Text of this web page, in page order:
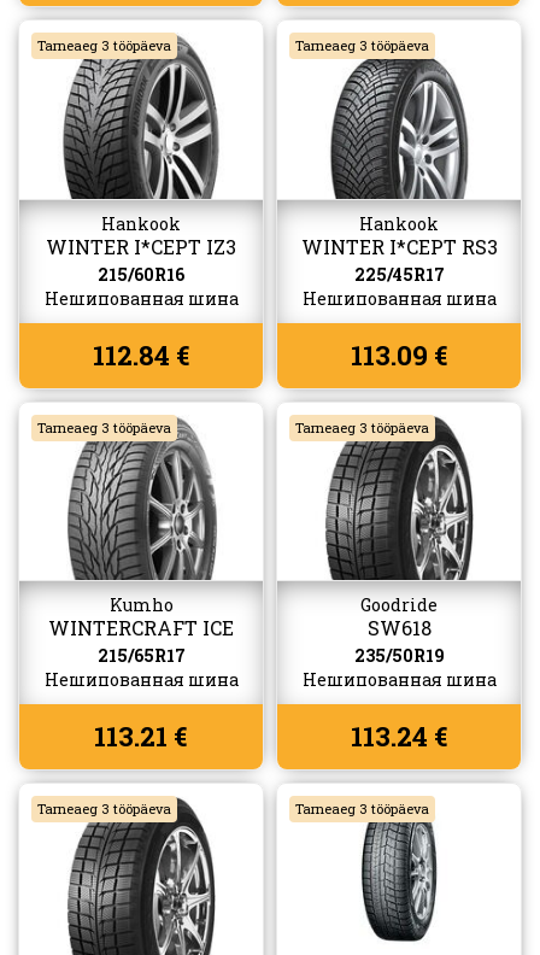
Tarneaeg 3 tööpäeva
Hankook
WINTER I*CEPT IZ3
(W636)
215/60R16
Нешипованная шина
112.84 €
Tarneaeg 3 tööpäeva
Hankook
WINTER I*CEPT RS3
(W462)
225/45R17
Нешипованная шина
113.09 €
Tarneaeg 3 tööpäeva
Kumho
WINTERCRAFT ICE
SUV WS51
215/65R17
Нешипованная шина
113.21 €
Tarneaeg 3 tööpäeva
Goodride
SW618
235/50R19
Нешипованная шина
113.24 €
Tarneaeg 3 tööpäeva Tarneaeg 3 tööpäeva